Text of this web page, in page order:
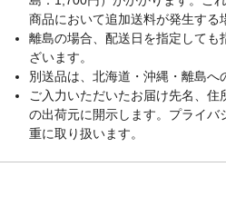
商品において追加送料が発生する
離島の場合、配送日を指定しても
ざいます。
別送品は、北海道・沖縄・離島へ
ご入力いただいたお届け先名、
の出荷元に開示します。プライバ
重に取り扱います。